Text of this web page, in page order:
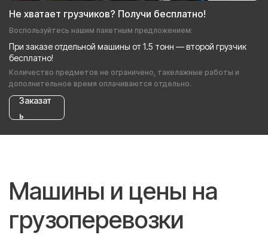
Не хватает грузчиков? Получи бесплатно!
Воспользуйтесь нашим пакетным предложением:
При заказе отдельной машины от 1.5 тонн — второй грузчик
бесплатно!
Количество предметов не ограничено, такелажные работы и
дополнительное время оплачиваются отдельно.
Заказат
ь
Машины и цены на
грузоперевозки